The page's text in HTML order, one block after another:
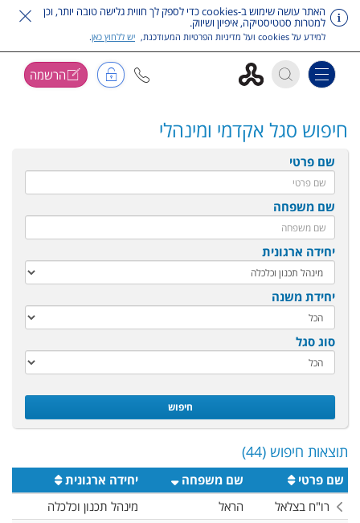
האתר עושה שימוש ב-cookies כדי לספק לך חווית גלישה טובה יותר, וכן
למטרות סטטיסטיקה, איפיון ושיווק.
למידע על cookies ועל מדיניות הפרטיות המעודכנת, יש ללחוץ כאן.
Toggle navigation הרשמה
חיפוש סגל אקדמי ומינהלי
שם פרטי
שם משפחה
יחידה ארגונית
יחידת משנה
סוג סגל
חיפוש
תוצאות חיפוש (44)
שם פרטי שם משפחה
יחידה ארגונית
רו"ח בצלאל
הראל
מינהל תכנון וכלכלה